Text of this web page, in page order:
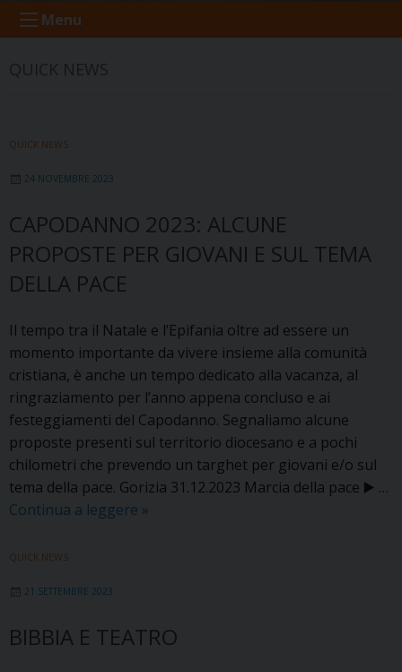
Menu
QUICK NEWS
24 NOVEMBRE 2023
CAPODANNO 2023: ALCUNE
PROPOSTE PER GIOVANI E SUL TEMA
DELLA PACE
Il tempo tra il Natale e l’Epifania oltre ad essere un
momento importante da vivere insieme alla comunità
cristiana, è anche un tempo dedicato alla vacanza, al
ringraziamento per l’anno appena concluso e ai
festeggiamenti del Capodanno. Segnaliamo alcune
proposte presenti sul territorio diocesano e a pochi
chilometri che prevendo un targhet per giovani e/o sul
tema della pace. Gorizia 31.12.2023 Marcia della pace ▶️ …
Continua a leggere Capodanno
e
»
QUICK NEWS
21 SETTEMBRE 2023
BIBBIA E TEATRO